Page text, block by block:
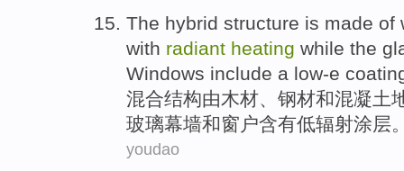
The hybrid structure is made of
with radiant heating while the
Windows include a low-e
混合结构由木材、 钢材和混凝土
玻璃幕墙和窗户含有低辐射涂层
youdao